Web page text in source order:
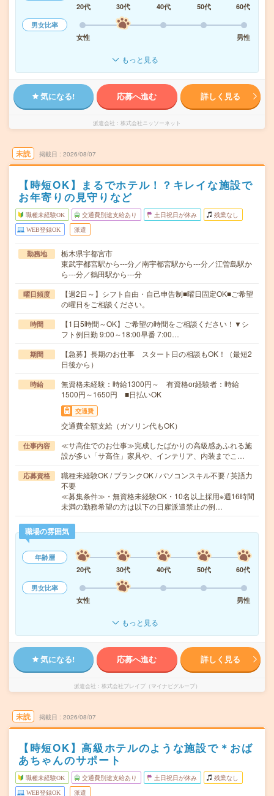
20代 30代 40代 50代
60代
男女比率
女性
男性
もっと見る
気になる! 応募へ進む 詳しく見る
派遣会社 株式会社ニッソーネット
未読 掲載日 2026/08/07
【時短OK】まるでホテル！？キレイな施設で
お年寄りの見守りなど
職種未経験OK 交通費別途支給あり 土日祝日が休み 残業なし
WEB登録OK 派遣
勤務地
栃木県宇都宮市
東武宇都宮駅から---分／南宇都宮駅から---分／江曽島駅か
ら---分／鶴田駅から---分
曜日頻度
【週2日～】シフト自由・自己申告制■曜日固定OK■ご希望
の曜日をご相談ください。
時間
【1日5時間～OK】ご希望の時間をご相談ください！▼シ
フト例日勤 9:00～18:00早番 7:00…
期間
【急募】長期のお仕事 スタート日の相談もOK！（最短2
日後から）
時給
無資格未経験：時給1300円～ 有資格or経験者：時給
1500円～1650円 ■日払いOK
交通費
交通費全額支給（ガソリン代もOK）
仕事内容
≪サ高住でのお仕事≫完成したばかりの高級感あふれる施
設が多い「サ高住」家具や、インテリア、内装までこ…
応募資格
職種未経験OK / ブランクOK / パソコンスキル不要 / 英語力
不要
≪募集条件≫・無資格未経験OK・10名以上採用※週16時間
未満の勤務希望の方は以下の日雇派遣禁止の例…
職場の雰囲気
年齢層
20代
30代 40代 50代
60代
男女比率
女性
男性
もっと見る
気になる! 応募へ進む 詳しく見る
派遣会社 株式会社ブレイブ（マイナビグループ）
未読 掲載日 2026/08/07
【時短OK】高級ホテルのような施設で＊おば
あちゃんのサポート
職種未経験OK 交通費別途支給あり 土日祝日が休み 残業なし
WEB登録OK 派遣